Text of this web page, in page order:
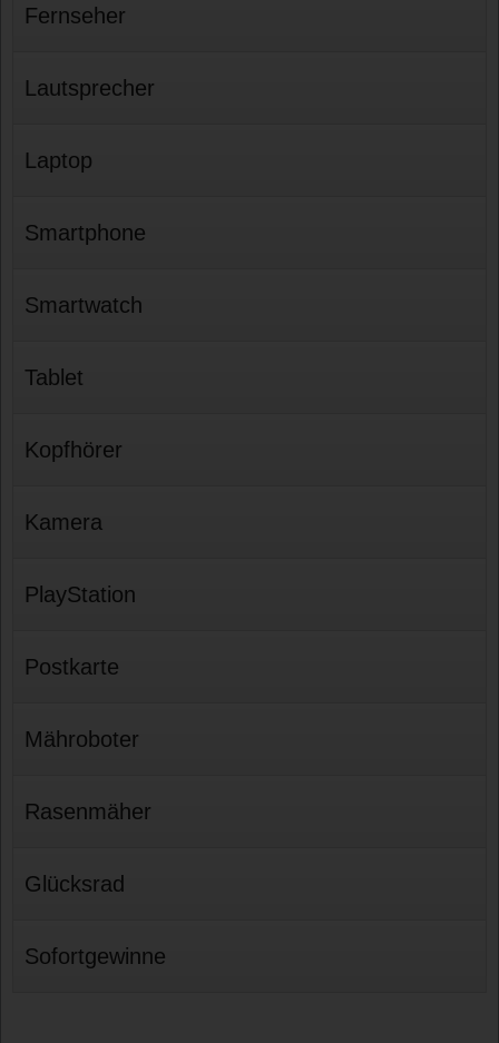
Fernseher
Lautsprecher
Laptop
Smartphone
Smartwatch
Tablet
Kopfhörer
Kamera
PlayStation
Postkarte
Mähroboter
Rasenmäher
Glücksrad
Sofortgewinne